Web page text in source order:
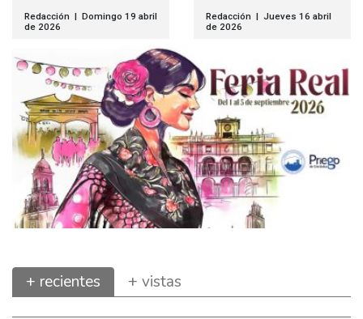
Redacción | Domingo 19 abril
de 2026
Redacción | Jueves 16 abril
de 2026
+ recientes + vistas